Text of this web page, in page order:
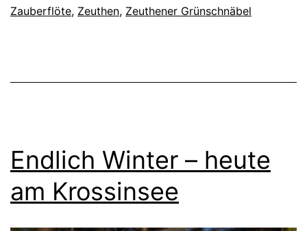
Zauberflöte, Zeuthen, Zeuthener Grünschnäbel
Endlich Winter – heute
am Krossinsee